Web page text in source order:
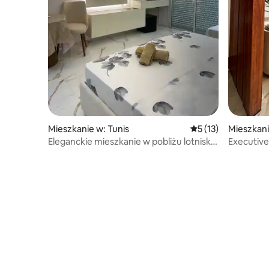
Mieszkanie w: Tunis Średnia ocena: 5
5 (13)
Eleganckie mieszkanie w pobliżu lotniska